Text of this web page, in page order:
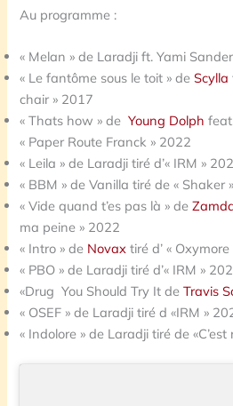
Au programme :
« Melan » de Laradji ft. Yami
« Le fantôme sous le toit » deScylla
chair » 2017
« Thats how » deYoung Dolph
« Paper Route Franck » 2022
« Leila » de Laradji tiré d’« IRM »
« BBM » de Vanilla tiré de « Shaker »
« Vide quand t’es pas là » de
ma peine » 2022
« Intro » de Novax tiré d’ «
« PBO » de Laradji tiré d’« IRM »
«Drug You Should Try It deTravis
« OSEF » de Laradji tiré d «IRM »
« Indolore » de Laradji tiré de «C’est